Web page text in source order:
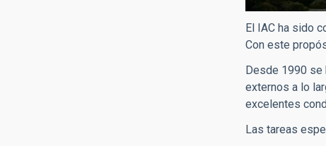
El IAC ha sido
Con este
Desde 1990 se
externos a lo
excelentes
Las tareas